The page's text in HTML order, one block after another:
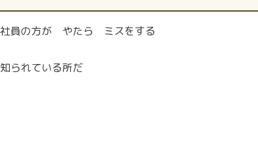
員の方が やたら ミスをする
られている所だ